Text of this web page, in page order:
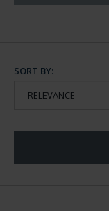
SORT BY: